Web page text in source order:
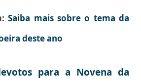
Saiba mais sobre o tema da
deste ano
para a Novena da